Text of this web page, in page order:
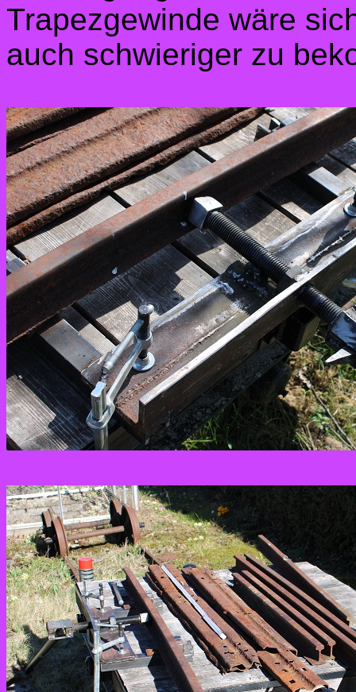
Trapezgewinde wäre
auch schwieriger zu